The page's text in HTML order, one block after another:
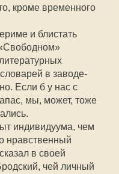
кроме временного
и блистать
в заводе-
Если б у нас с
мы, может, тоже
индивидуума, чем
нравственный
в своей
чей личный